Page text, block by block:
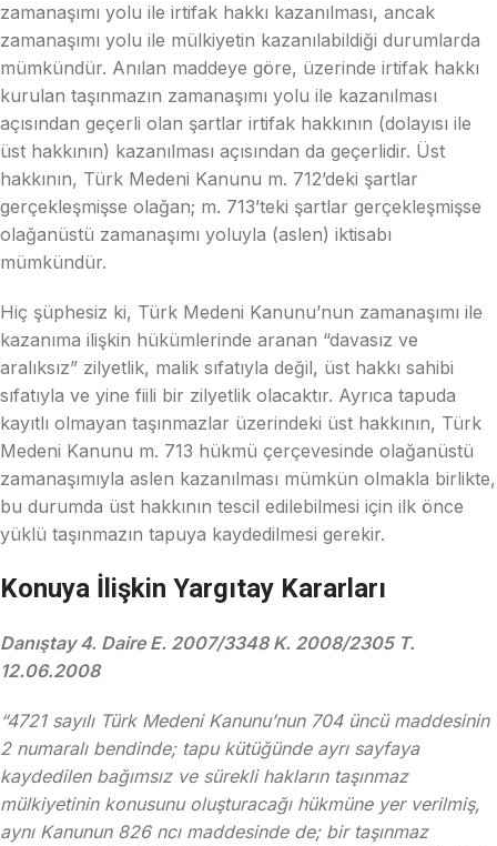
zamanaşımı yolu ile irtifak hakkı kazanılması, ancak
zamanaşımı yolu ile mülkiyetin kazanılabildiği durumlarda
mümkündür. Anılan maddeye göre, üzerinde irtifak hakkı
kurulan taşınmazın zamanaşımı yolu ile kazanılması
açısından geçerli olan şartlar irtifak hakkının (dolayısı ile
üst hakkının) kazanılması açısından da geçerlidir. Üst
hakkının, Türk Medeni Kanunu m. 712’deki şartlar
gerçekleşmişse olağan; m. 713’teki şartlar gerçekleşmişse
olağanüstü zamanaşımı yoluyla (aslen) iktisabı
mümkündür.
Hiç şüphesiz ki, Türk Medeni Kanunu’nun zamanaşımı ile
kazanıma ilişkin hükümlerinde aranan “davasız ve
aralıksız” zilyetlik, malik sıfatıyla değil, üst hakkı sahibi
sıfatıyla ve yine fiili bir zilyetlik olacaktır. Ayrıca tapuda
kayıtlı olmayan taşınmazlar üzerindeki üst hakkının, Türk
Medeni Kanunu m. 713 hükmü çerçevesinde olağanüstü
zamanaşımıyla aslen kazanılması mümkün olmakla birlikte,
bu durumda üst hakkının tescil edilebilmesi için ilk önce
yüklü taşınmazın tapuya kaydedilmesi gerekir.
Konuya İlişkin Yargıtay Kararları
Danıştay 4. Daire E. 2007/3348 K. 2008/2305 T.
12.06.2008
“4721 sayılı Türk Medeni Kanunu’nun 704 üncü maddesinin
2 numaralı bendinde; tapu kütüğünde ayrı sayfaya
kaydedilen bağımsız ve sürekli hakların taşınmaz
mülkiyetinin konusunu oluşturacağı hükmüne yer verilmiş,
aynı Kanunun 826 ncı maddesinde de; bir taşınmaz